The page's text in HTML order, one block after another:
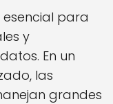
esencial para
y
En un
las
grandes